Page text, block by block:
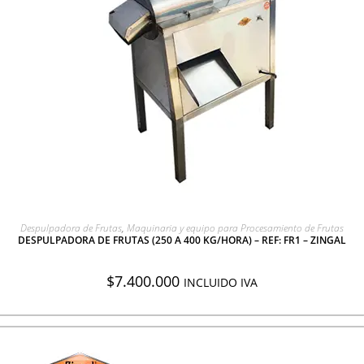
AGREGAR A COTIZACIÓN
Despulpadora de Frutas, Maquinaria y equipo para Procesamiento de Frutas
DESPULPADORA DE FRUTAS (250 A 400 KG/HORA) – REF: FR1 – ZINGAL
$7.400.000 INCLUIDO IVA